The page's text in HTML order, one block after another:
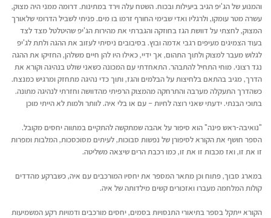
והמנוע של הג'יפ הגיב ביעילות ובכוח. השטח עלה וירד במתינות. דרומה ממני היה מצוק,
עשרה מטר עומקו, ולרגליו ואדי שבימי החורף זרמו בו מים. פניתי לשביל הדרומי שלאורך
המצוק, לחצתי על דוושת הגז בחוזקה והגברתי את מהירות הג'יפ שהיטלטל מצד לצד
בעוד הצמיגים מעיפים רגבי אדמה ובוץ. בסיבובים ניסיתי לעזוב את ההגה ולתת לג'יפ
לגלוש מעבר למצוק ולתוך התהום, אך ידיי, כאילו היו להן חיים משלהן, החזיקו את ההגה
נגד רצוני. מוחי התחיל להתבהר. התאחדתי עם המכונה כשאני שולט בנהיגה וקורא את
הדרך, מגיב בהתאם בלחיצות על הבלמים והגז, ותוך כדי נהיגה מתחזק ומרגיש כמנצח.
כשהדרך התעקלה מערבה והתרחקה מהמצוק הרפיתי מהדוושה וחזרתי לנהיגה מתונה.
בתוכי הבנתי. ידעתי שאני רוצה לחיות – עם או בלי איה. לוותר ולמות לא הייתי מוכן
"נואיבה-ראש פינה" הוא סיפור על אהבה שמתקשה להתקיים במתווה יחסים מקובל.
הספר חושף את הקורא לסיפורן של נפשות סבוכות, לעיתים מסוכסכות, המלבות ומפרות
זו את זו, ואז מכבות זו את זו, כמו רכבת הרים שיצאה משליטה.
במארג סבוך, פתוח וכּן מתאר המספר את יחסיו המורכבים עם איה, כשברקע מהדדים
קולות המלחמה מעברו ואזכורים קשים מילדותה של איה.
הקורא ייתקל בספר בתיאורי התנסויות בסמים, יחסים מורכבים ודמויות רקע המשמיעות